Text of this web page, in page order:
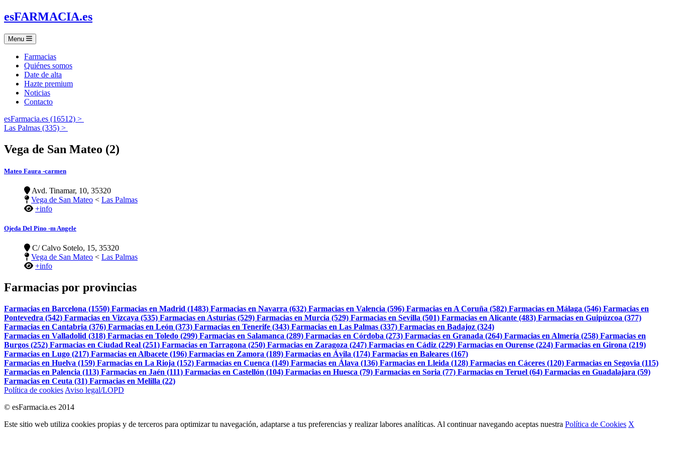
esFARMACIA.es
Menu
Farmacias
Quiénes somos
Date de alta
Hazte premium
Noticias
Contacto
esFarmacia.es (16512) >
Las Palmas (335) >
Vega de San Mateo (2)
Mateo Faura -carmen
Avd. Tinamar, 10, 35320
Vega de San Mateo < Las Palmas
+info
Ojeda Del Pino -m Angele
C/ Calvo Sotelo, 15, 35320
Vega de San Mateo < Las Palmas
+info
Farmacias por provincias
Farmacias en Barcelona (1550) Farmacias en Madrid (1483) Farmacias en Navarra (632) Farmacias en Valencia (596) Farmacias en A Coruña (582) Farmacias en Málaga (546) Farmacias en
Pontevedra (542) Farmacias en Vizcaya (535) Farmacias en Asturias (529) Farmacias en Murcia (529) Farmacias en Sevilla (501) Farmacias en Alicante (483) Farmacias en Guipúzcoa (377)
Farmacias en Cantabria (376) Farmacias en León (373) Farmacias en Tenerife (343) Farmacias en Las Palmas (337) Farmacias en Badajoz (324)
Farmacias en Valladolid (318) Farmacias en Toledo (299) Farmacias en Salamanca (289) Farmacias en Córdoba (273) Farmacias en Granada (264) Farmacias en Almería (258) Farmacias en
Burgos (252) Farmacias en Ciudad Real (251) Farmacias en Tarragona (250) Farmacias en Zaragoza (247) Farmacias en Cádiz (229) Farmacias en Ourense (224) Farmacias en Girona (219)
Farmacias en Lugo (217) Farmacias en Albacete (196) Farmacias en Zamora (189) Farmacias en Ávila (174) Farmacias en Baleares (167)
Farmacias en Huelva (159) Farmacias en La Rioja (152) Farmacias en Cuenca (149) Farmacias en Álava (136) Farmacias en Lleida (128) Farmacias en Cáceres (120) Farmacias en Segovia (115)
Farmacias en Palencia (113) Farmacias en Jaén (111) Farmacias en Castellón (104) Farmacias en Huesca (79) Farmacias en Soria (77) Farmacias en Teruel (64) Farmacias en Guadalajara (59)
Farmacias en Ceuta (31) Farmacias en Melilla (22)
Política de cookies Aviso legal/LOPD
© esFarmacia.es 2014
Este sitio web utiliza cookies propias y de terceros para optimizar tu navegación, adaptarse a tus preferencias y realizar labores analíticas. Al continuar navegando aceptas nuestra Política de Cookies X